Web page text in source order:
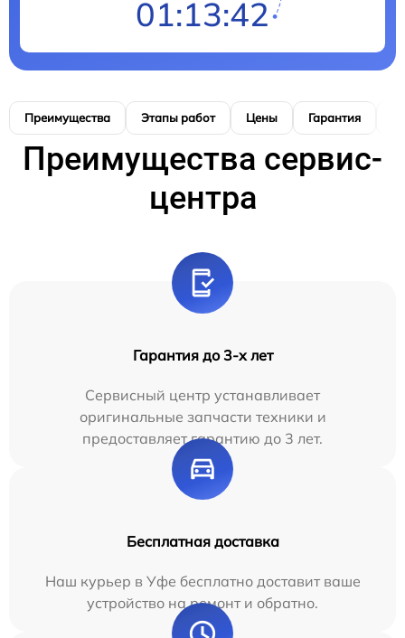
01:13:41
Преимущества Этапы работ Цены Гарантия
Преимущества сервис-
центра
Гарантия до 3-х лет
Сервисный центр устанавливает
оригинальные запчасти техники и
предоставляет гарантию до 3 лет.
Бесплатная доставка
Наш курьер в Уфе бесплатно доставит ваше
устройство на ремонт и обратно.